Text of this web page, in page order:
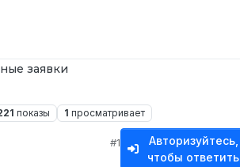
заявки
показы 1 просматривает
#1
Авторизуйтесь,
чтобы ответить